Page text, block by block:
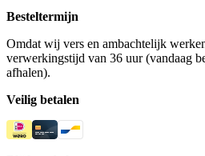
Besteltermijn
Omdat wij vers en ambachtelijk
verwerkingstijd van 36 uur (vandaag
afhalen).
Veilig betalen